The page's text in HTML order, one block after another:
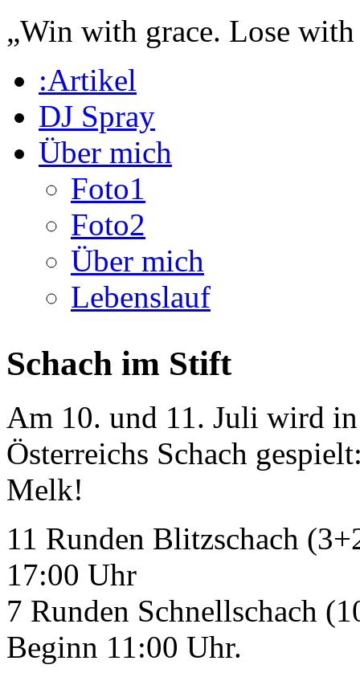
„Win with grace. Lose
:Artikel
DJ Spray
Über mich
Foto1
Foto2
Über mich
Lebenslauf
Schach im Stift
Am 10. und 11. Juli wird in
Österreichs Schach
Melk!
11 Runden Blitzschach
17:00 Uhr
7 Runden Schnellschach
Beginn 11:00 Uhr.